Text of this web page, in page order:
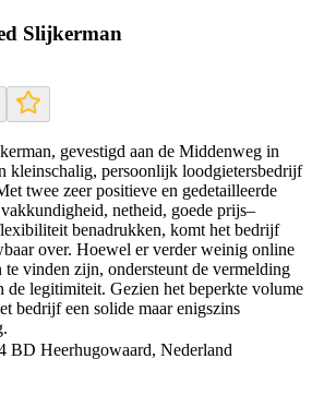
Slijkerman
gevestigd aan de Middenweg in
kleinschalig, persoonlijk loodgietersbedrijf
twee zeer positieve en gedetailleerde
netheid, goede prijs–
benadrukken, komt het bedrijf
over. Hoewel er verder weinig online
vinden zijn, ondersteunt de vermelding
de legitimiteit. Gezien het beperkte volume
bedrijf een solide maar enigszins
BD Heerhugowaard, Nederland